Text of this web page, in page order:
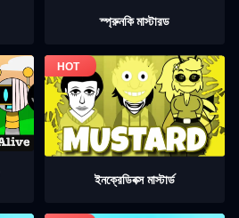
স্প্রুনকি মাস্টারড
ইনক্রেডিবক্স মাস্টার্ড